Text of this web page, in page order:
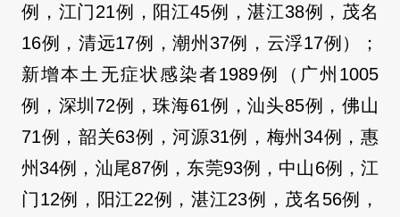
例，江门21例，阳江45例，湛江38例，茂名
16例，清远17例，潮州37例，云浮17例）；
新增本土无症状感染者1989例（广州1005
例，深圳72例，珠海61例，汕头85例，佛山
71例，韶关63例，河源31例，梅州34例，惠
州34例，汕尾87例，东莞93例，中山6例，江
门12例，阳江22例，湛江23例，茂名56例，